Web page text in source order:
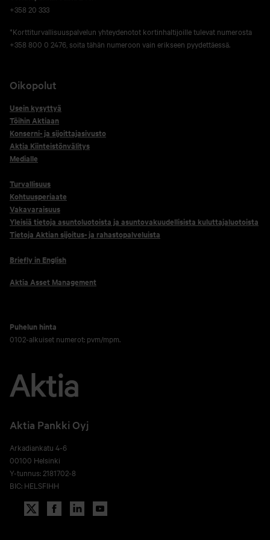
+358 20 333
*Korttiturvallisuuspalvelun yhteydenotot kortinhaltijoille tulevat numerosta
+358 800 0 2476, soita tähän numeroon vain erikseen pyydettäessä.
Oikopolut
Usein kysyttyä
Töihin Aktiaan
Konserni- ja sijoittajasivusto
Aktia Kiinteistönvälitys
Medialle
Turvallisuus
Kohtuusperiaate
Vakavaraisuus
Yleisiä tietoja asuntoluotoista ja asuntovakuudellisista kuluttajaluotoista
Tietoja Aktian sijoitus- ja rahastopalveluista
Briefly in English
Aktia Asset Management
Puhelun hinta
0102-alkuiset numerot: pvm/mpm.
Aktia Pankki Oyj
Arkadiankatu 4-6
00100 Helsinki
Y-tunnus: 2181702-8
BIC: HELSFIHH